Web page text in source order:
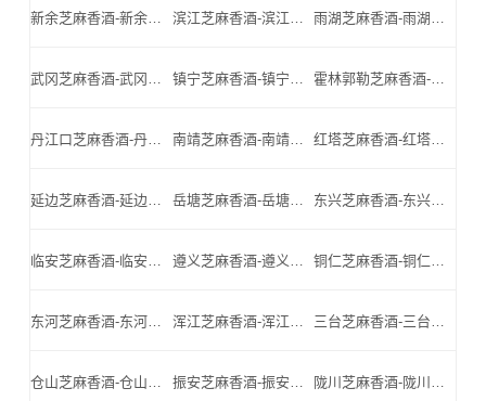
新余芝麻香酒-新余名酒-新余小北门_新余芝麻香酒厂家 滨江芝麻香酒-滨江名酒-滨江小北门_滨江芝麻香酒厂家 雨湖芝麻香酒-雨湖名酒-雨湖小北门_雨湖芝麻香酒厂家
武冈芝麻香酒-武冈名酒-武冈小北门_武冈芝麻香酒厂家 镇宁芝麻香酒-镇宁名酒-镇宁小北门_镇宁芝麻香酒厂家 霍林郭勒芝麻香酒-霍林郭勒名酒-霍林郭勒小北门_霍林郭勒芝麻香酒厂家
丹江口芝麻香酒-丹江口名酒-丹江口小北门_丹江口芝麻香酒厂家 南靖芝麻香酒-南靖名酒-南靖小北门_南靖芝麻香酒厂家 红塔芝麻香酒-红塔名酒-红塔小北门_红塔芝麻香酒厂家
延边芝麻香酒-延边名酒-延边小北门_延边芝麻香酒厂家 岳塘芝麻香酒-岳塘名酒-岳塘小北门_岳塘芝麻香酒厂家 东兴芝麻香酒-东兴名酒-东兴小北门_东兴芝麻香酒厂家
临安芝麻香酒-临安名酒-临安小北门_临安芝麻香酒厂家 遵义芝麻香酒-遵义名酒-遵义小北门_遵义芝麻香酒厂家 铜仁芝麻香酒-铜仁名酒-铜仁小北门_铜仁芝麻香酒厂家
东河芝麻香酒-东河名酒-东河小北门_东河芝麻香酒厂家 浑江芝麻香酒-浑江名酒-浑江小北门_浑江芝麻香酒厂家 三台芝麻香酒-三台名酒-三台小北门_三台芝麻香酒厂家
仓山芝麻香酒-仓山名酒-仓山小北门_仓山芝麻香酒厂家 振安芝麻香酒-振安名酒-振安小北门_振安芝麻香酒厂家 陇川芝麻香酒-陇川名酒-陇川小北门_陇川芝麻香酒厂家